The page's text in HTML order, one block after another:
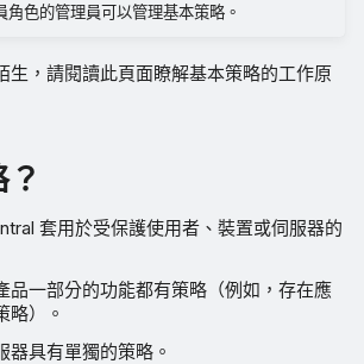
角色的管理員可以管理基本策略。
生，請閱讀此頁面瞭解基本策略的工作原
套用於受保護使用者、裝置或伺服器的
品一部分的功能都有策略（例如，存在應
略）。
器具有單獨的策略。